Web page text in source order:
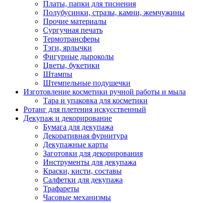
Платы, папки для тиснения
Полубусинки, стразы, камни, жемчужины
Прочие материалы
Сургучная печать
Термотрансферы
Тэги, ярлычки
Фигурные дыроколы
Цветы, букетики
Штампы
Штемпельные подушечки
Изготовление косметики ручной работы и мыла
Тара и упаковка для косметики
Ротанг для плетения искусственный
Декупаж и декорирование
Бумага для декупажа
Декоративная фурнитура
Декупажные карты
Заготовки для декорирования
Инструменты для декупажа
Краски, кисти, составы
Салфетки для декупажа
Трафареты
Часовые механизмы